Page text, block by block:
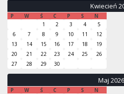
Kwiecień
P W Ś C P S
N
1
2 3 4
5
6
7 8 9 10 11
12
13
14 15 16 17 18
19
20
21 22 23 24 25
26
27
28 29 30
Maj 2026
P W Ś C P S
N